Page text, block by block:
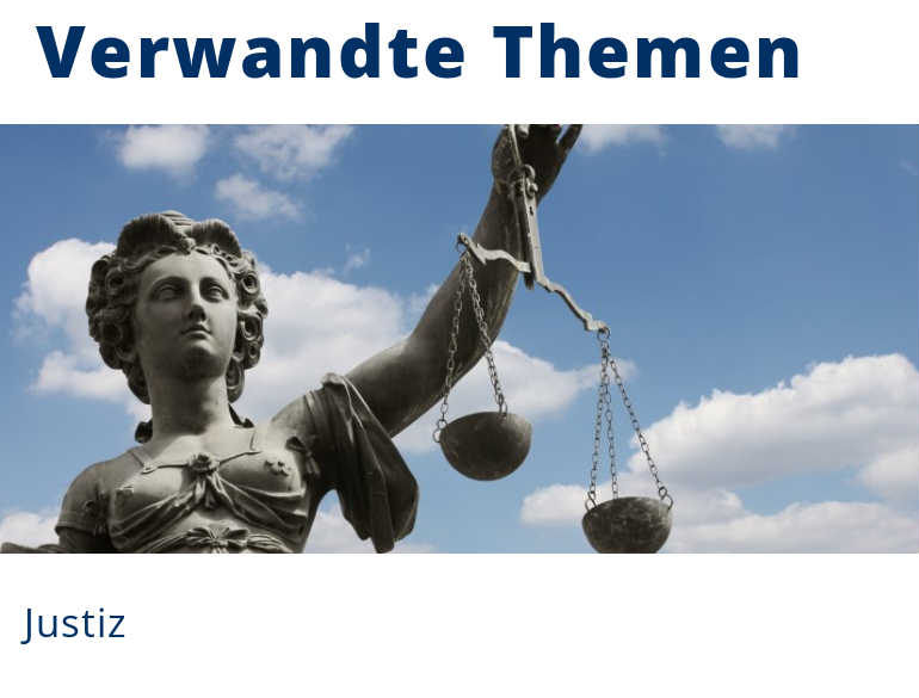
Verwandte Themen
Justiz